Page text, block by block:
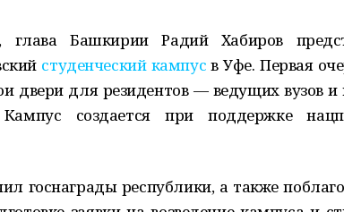
глава Башкирии Радий Хабиров
студенческий кампус в Уфе. Первая
двери для резидентов — ведущих вузов
создается при поддержке
госнаграды республики, а также